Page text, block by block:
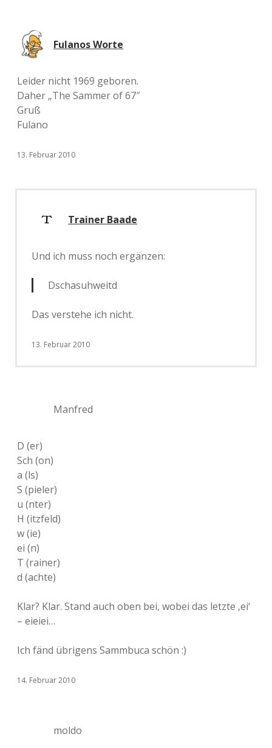
Fulanos Worte
Leider nicht 1969 geboren.
Daher „The Sammer of 67″
Gruß
Fulano
13. Februar 2010
Trainer Baade
Und ich muss noch ergänzen:
Dschasuhweitd
Das verstehe ich nicht.
13. Februar 2010
Manfred
D (er)
Sch (on)
a (ls)
S (pieler)
u (nter)
H (itzfeld)
w (ie)
ei (n)
T (rainer)
d (achte)
Klar? Klar. Stand auch oben bei, wobei das letzte ‚ei‘
– eieiei…
Ich fänd übrigens Sammbuca schön :)
14. Februar 2010
moldo